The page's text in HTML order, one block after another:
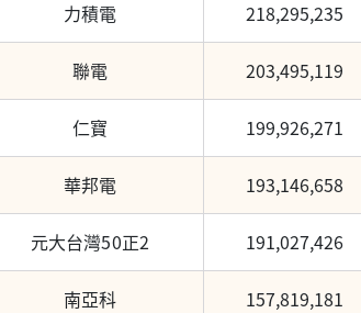
力積電 218,295,235
聯電 203,495,119
仁寶 199,926,271
華邦電 193,146,658
元大台灣50正2 191,027,426
南亞科 157,819,181